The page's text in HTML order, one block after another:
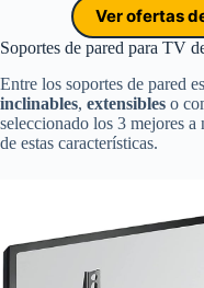
Ver ofertas
Soportes de pared para TV
Entre los soportes de pared
inclinables, extensibles o
seleccionado los 3 mejores
de estas características.